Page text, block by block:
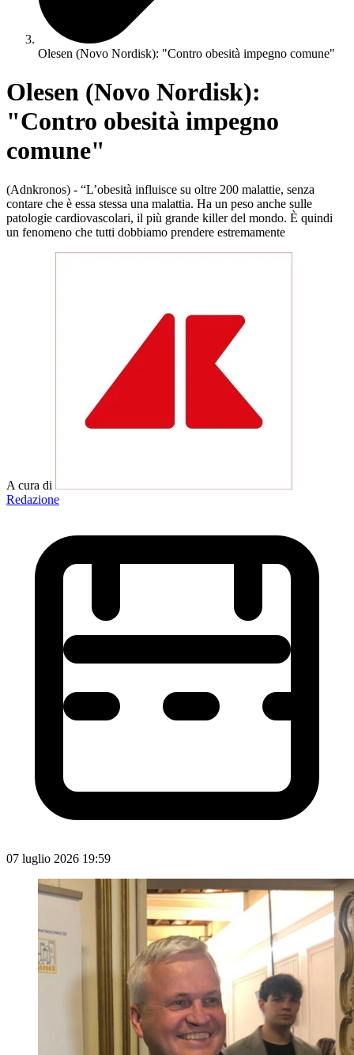
Olesen (Novo Nordisk): "Contro obesità impegno comune"
Olesen (Novo Nordisk):
"Contro obesità impegno
comune"
(Adnkronos) - “L’obesità influisce su oltre 200 malattie, senza
contare che è essa stessa una malattia. Ha un peso anche sulle
patologie cardiovascolari, il più grande killer del mondo. È quindi
un fenomeno che tutti dobbiamo prendere estremamente
A cura di
Redazione
07 luglio 2026 19:59